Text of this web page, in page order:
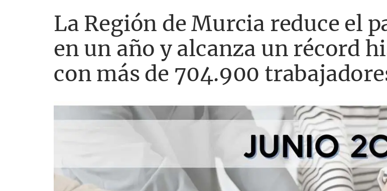
La Región de Murcia reduce el
en un año y alcanza un récord
con más de 704.900